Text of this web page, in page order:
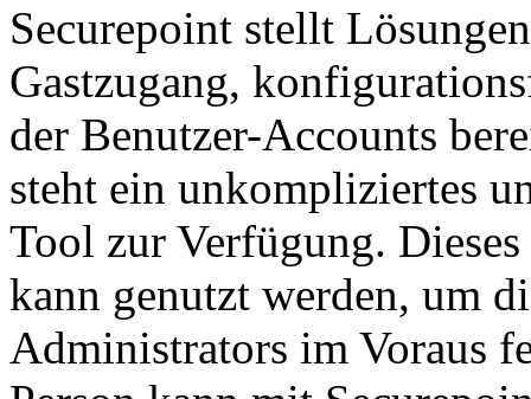
Securepoint stellt
Gastzugang,
der Benutzer-Accounts
steht ein unkompliziertes
Tool zur Verfügung.
kann genutzt werden, um
Administrators im Voraus